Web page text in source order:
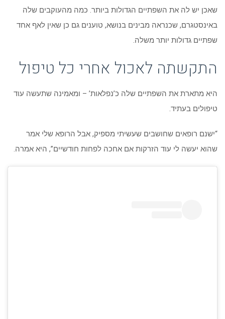
שאכן יש לה את השפתיים הגדולות ביותר. כמה מהעוקבים שלה
באינסטגרם, שכנראה מבינים בנושא, טוענים גם כן שאין לאף אחד
שפתיים גדולות יותר משלה.
התקשתה לאכול אחרי כל טיפול
היא מתארת את השפתיים שלה כ’נפלאות’ – ומאמינה שתעשה עוד
טיפולים בעתיד.
“ישנם רופאים שחושבים שעשיתי מספיק, אבל הרופא שלי אמר
שהוא יעשה לי עוד הזרקות אם אחכה לפחות חודשיים”, היא אמרה.